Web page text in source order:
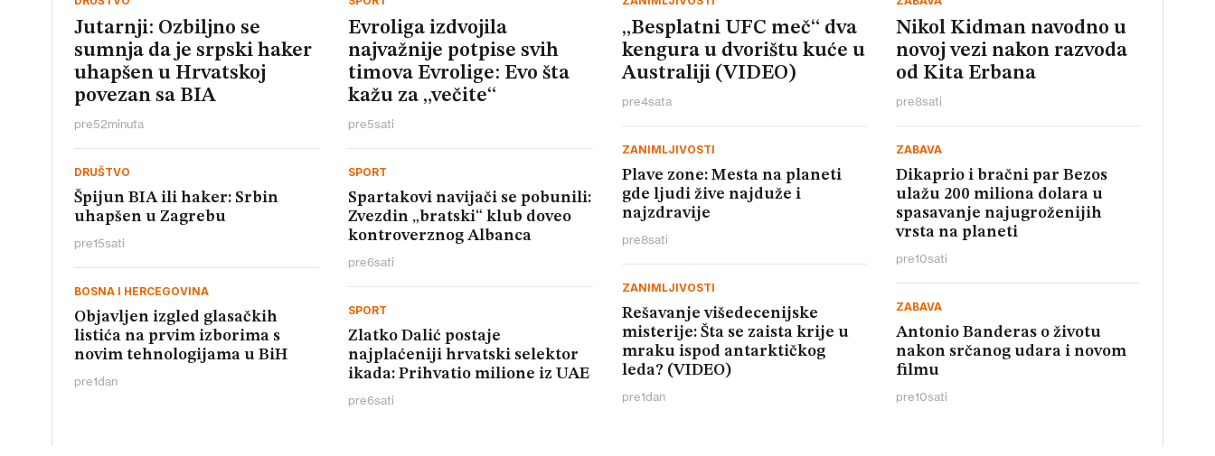
Jutarnji: Ozbiljno se
sumnja da je srpski haker
uhapšen u Hrvatskoj
povezan sa BIA
pre52minuta
DRUŠTVO
Špijun BIA ili haker: Srbin
uhapšen u Zagrebu
pre15sati
BOSNA I HERCEGOVINA
Objavljen izgled glasačkih
listića na prvim izborima s
novim tehnologijama u BiH
pre1dan
Evroliga izdvojila
najvažnije potpise svih
timova Evrolige: Evo šta
kažu za „večite“
pre5sati
SPORT
Spartakovi navijači se pobunili:
Zvezdin „bratski“ klub doveo
kontroverznog Albanca
pre6sati
SPORT
Zlatko Dalić postaje
najplaćeniji hrvatski selektor
ikada: Prihvatio milione iz UAE
pre6sati
„Besplatni UFC meč“ dva
kengura u dvorištu kuće u
Australiji (VIDEO)
pre4sata
ZANIMLJIVOSTI
Plave zone: Mesta na planeti
gde ljudi žive najduže i
najzdravije
pre8sati
ZANIMLJIVOSTI
Rešavanje višedecenijske
misterije: Šta se zaista krije u
mraku ispod antarktičkog
leda? (VIDEO)
pre1dan
Nikol Kidman navodno u
novoj vezi nakon razvoda
od Kita Erbana
pre8sati
ZABAVA
Dikaprio i bračni par Bezos
ulažu 200 miliona dolara u
spasavanje najugroženijih
vrsta na planeti
pre10sati
ZABAVA
Antonio Banderas o životu
nakon srčanog udara i novom
filmu
pre10sati